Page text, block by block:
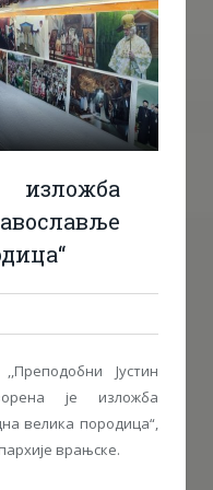
Јустин
је изложба
велика породица“,
врањске.